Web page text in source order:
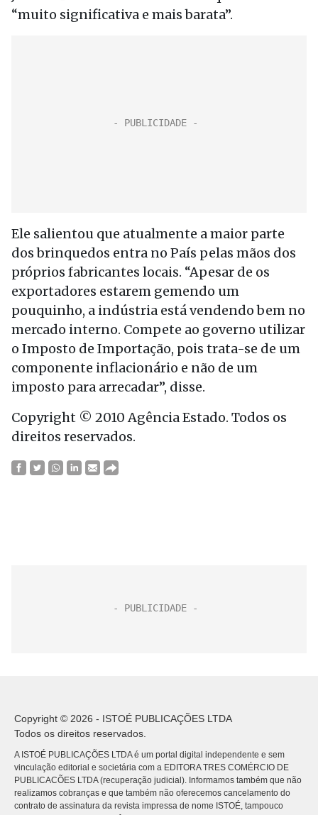
“muito significativa e mais barata”.
Ele salientou que atualmente a maior parte
dos brinquedos entra no País pelas mãos dos
próprios fabricantes locais. “Apesar de os
exportadores estarem gemendo um
pouquinho, a indústria está vendendo bem no
mercado interno. Compete ao governo utilizar
o Imposto de Importação, pois trata-se de um
componente inflacionário e não de um
imposto para arrecadar”, disse.
Copyright © 2010 Agência Estado. Todos os
direitos reservados.
Copyright © 2026 - ISTOÉ PUBLICAÇÕES LTDA
Todos os direitos reservados.
A ISTOÉ PUBLICAÇÕES LTDA é um portal digital independente e sem
vinculação editorial e societária com a EDITORA TRES COMÉRCIO DE
PUBLICACÕES LTDA (recuperação judicial). Informamos também que não
realizamos cobranças e que também não oferecemos cancelamento do
contrato de assinatura da revista impressa de nome ISTOÉ, tampouco